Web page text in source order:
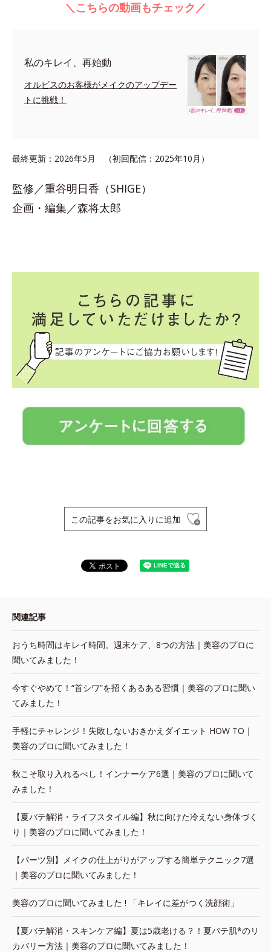
＼こちらの動画もチェック／
私のキレイ、再始動
オルビスのお客様がメイクのアップデー
トに挑戦！
最終更新：2026年5月 （初回配信：2025年10月）
監修／重谷明日香（SHIGE）
企画・編集／森将太郎
この記事をお気に入りに追加
関連記事
おうち時間はキレイ時間。週末ケア、8つの方法｜美容のプロに
聞いてみました！
今すぐやめて！“首シワ”を招くあるある習慣｜美容のプロに聞い
てみました！
手軽にチャレンジ！失敗しないおきかえダイエット HOW TO｜
美容のプロに聞いてみました！
秋こそ取り入れるべし！インナーケア6選｜美容のプロに聞いて
みました！
【夏バテ解消・ライフスタイル編】秋に向けた冷えない身体づく
り｜美容のプロに聞いてみました！
【パーツ別】メイクの仕上がりがアップする簡単テクニック7選
｜美容のプロに聞いてみました！
美容のプロに聞いてみました ! 「キレイに差がつく洗顔術」
【夏バテ解消・スキンケア編】夏は5歳老ける？！夏バテ肌*のリ
カバリー方法｜美容のプロに聞いてみました！